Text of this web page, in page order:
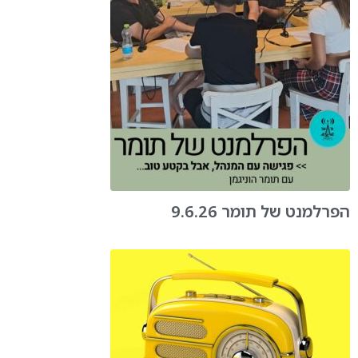
הפרלמנט של תומר 9.6.26